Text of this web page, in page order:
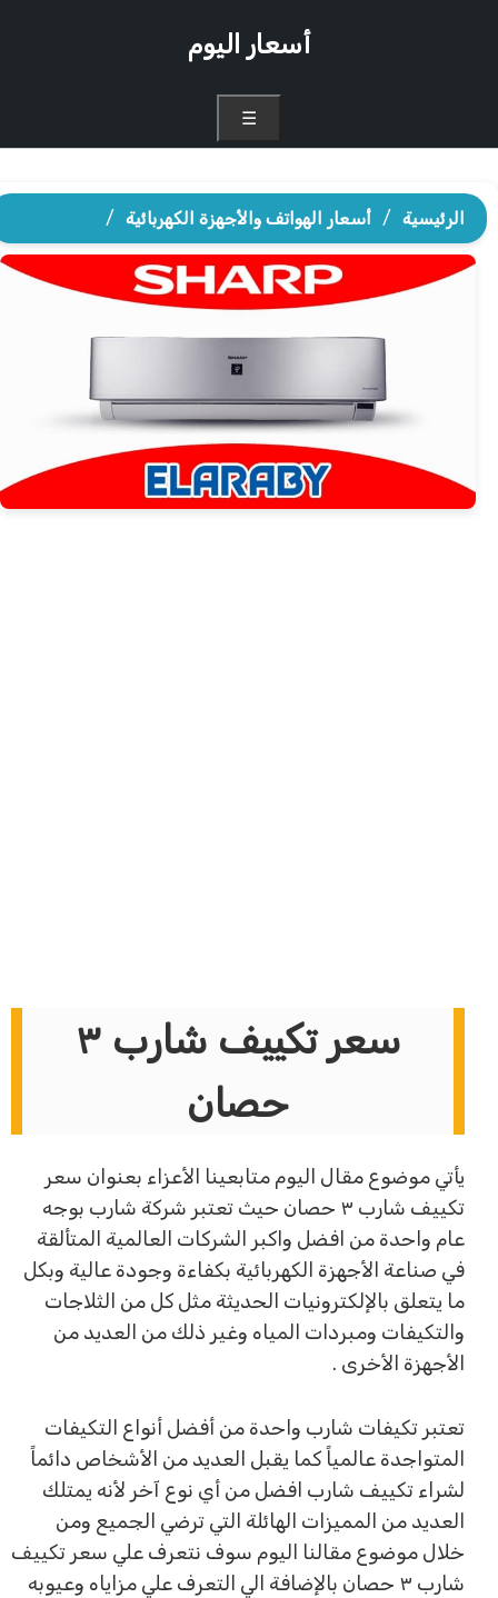
أسعار اليوم
الرئيسية / أسعار الهواتف والأجهزة الكهربائية /
سعر تكييف شارب ٣
حصان
يأتي موضوع مقال اليوم متابعينا الأعزاء بعنوان سعر
تكييف شارب ٣ حصان حيث تعتبر شركة شارب بوجه
عام واحدة من افضل واكبر الشركات العالمية المتألقة
في صناعة الأجهزة الكهربائية بكفاءة وجودة عالية وبكل
ما يتعلق بالإلكترونيات الحديثة مثل كل من الثلاجات
والتكيفات ومبردات المياه وغير ذلك من العديد من
الأجهزة الأخرى .
تعتبر تكيفات شارب واحدة من أفضل أنواع التكيفات
المتواجدة عالمياً كما يقبل العديد من الأشخاص دائماً
لشراء تكييف شارب افضل من أي نوع آخر لأنه يمتلك
العديد من المميزات الهائلة التي ترضي الجميع ومن
خلال موضوع مقالنا اليوم سوف نتعرف علي سعر تكييف
شارب ٣ حصان بالإضافة الي التعرف علي مزاياه وعيوبه